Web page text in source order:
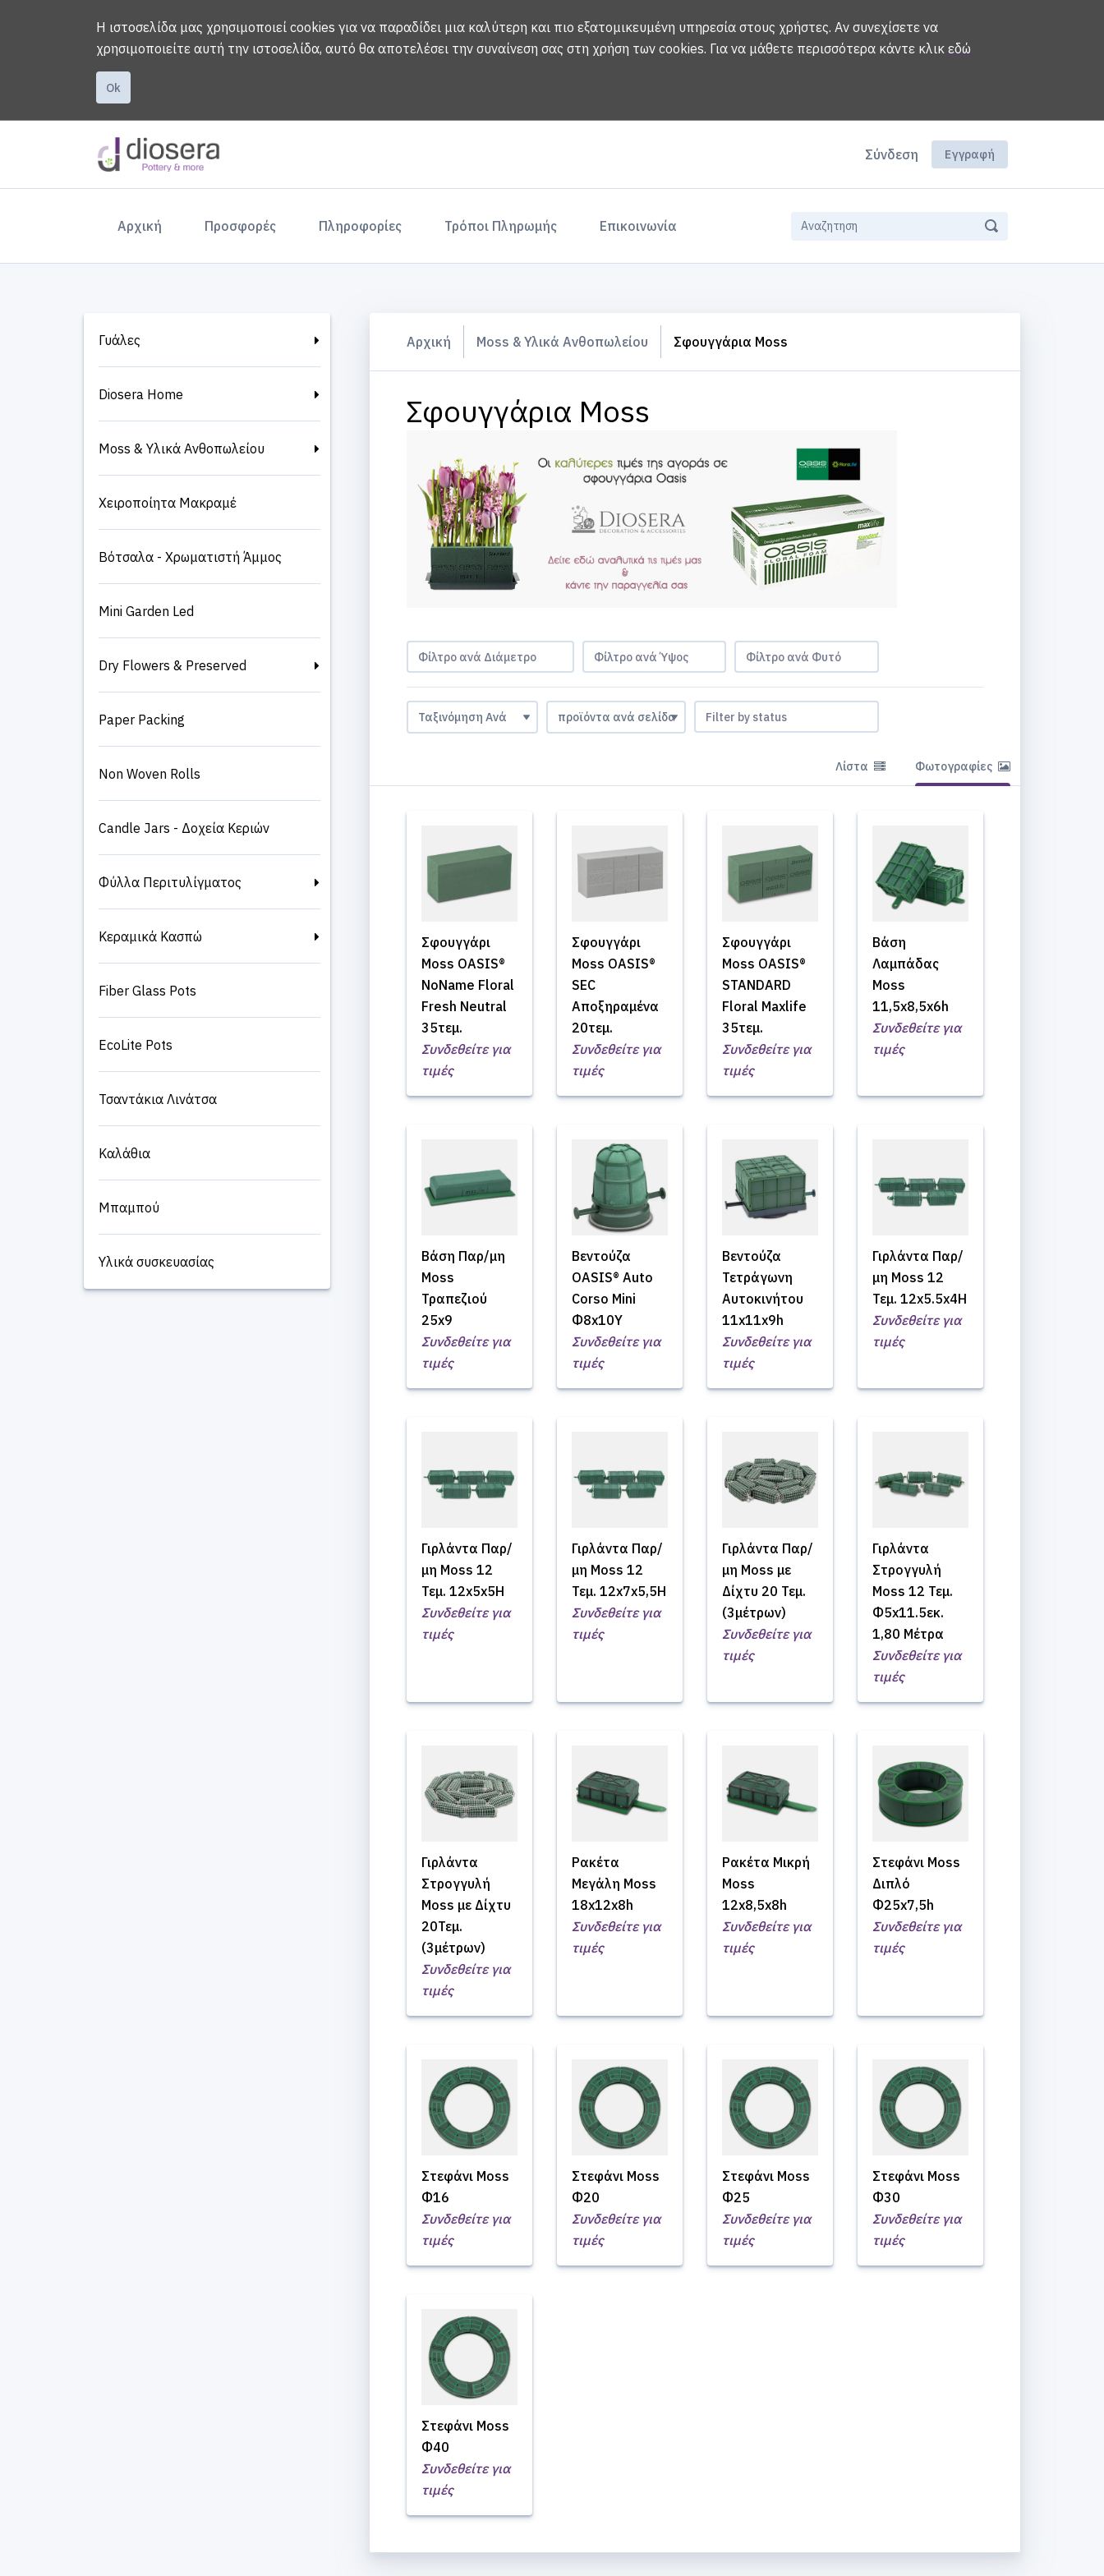
Η ιστοσελίδα μας χρησιμοποιεί cookies για να παραδίδει μια καλύτερη και πιο εξατομικευμένη υπηρεσία στους χρήστες. Αν συνεχίσετε να
χρησιμοποιείτε αυτή την ιστοσελίδα, αυτό θα αποτελέσει την συναίνεση σας στη χρήση των cookies. Για να μάθετε περισσότερα κάντε κλικ εδώ
Ok
Σύνδεση Εγγραφή
Αρχική (current)Προσφορές Πληροφορίες Τρόποι Πληρωμής Επικοινωνία
Γυάλες
Diosera Home
Moss & Υλικά Ανθοπωλείου
Χειροποίητα Μακραμέ
Βότσαλα - Χρωματιστή Άμμος
Mini Garden Led
Dry Flowers & Preserved
Paper Packing
Non Woven Rolls
Candle Jars - Δοχεία Κεριών
Φύλλα Περιτυλίγματος
Κεραμικά Κασπώ
Fiber Glass Pots
EcoLite Pots
Τσαντάκια Λινάτσα
Καλάθια
Μπαμπού
Υλικά συσκευασίας
Αρχική Moss & Υλικά Ανθοπωλείου Σφουγγάρια Moss
Σφουγγάρια Moss
Φίλτρο ανά Διάμετρο Φίλτρο ανά Ύψος Φίλτρο ανά Φυτό
Filter by status
Λίστα Φωτογραφίες
Σφουγγάρι
Moss OASIS®
NoName Floral
Fresh Neutral
35τεμ.
Συνδεθείτε για
τιμές
Σφουγγάρι
Moss OASIS®
SEC
Αποξηραμένα
20τεμ.
Συνδεθείτε για
τιμές
Σφουγγάρι
Moss OASIS®
STANDARD
Floral Maxlife
35τεμ.
Συνδεθείτε για
τιμές
Βάση
Λαμπάδας
Moss
11,5x8,5x6h
Συνδεθείτε για
τιμές
Βάση Παρ/μη
Moss
Τραπεζιού
25x9
Συνδεθείτε για
τιμές
Βεντούζα
OASIS® Auto
Corso Mini
Φ8x10Υ
Συνδεθείτε για
τιμές
Βεντούζα
Τετράγωνη
Αυτοκινήτου
11x11x9h
Συνδεθείτε για
τιμές
Γιρλάντα Παρ/
μη Moss 12
Τεμ. 12x5.5x4H
Συνδεθείτε για
τιμές
Γιρλάντα Παρ/
μη Moss 12
Τεμ. 12x5x5H
Συνδεθείτε για
τιμές
Γιρλάντα Παρ/
μη Moss 12
Τεμ. 12x7x5,5H
Συνδεθείτε για
τιμές
Γιρλάντα Παρ/
μη Moss με
Δίχτυ 20 Τεμ.
(3μέτρων)
Συνδεθείτε για
τιμές
Γιρλάντα
Στρογγυλή
Moss 12 Τεμ.
Φ5x11.5εκ.
1,80 Μέτρα
Συνδεθείτε για
τιμές
Γιρλάντα
Στρογγυλή
Moss με Δίχτυ
20Τεμ.
(3μέτρων)
Συνδεθείτε για
τιμές
Ρακέτα
Μεγάλη Moss
18x12x8h
Συνδεθείτε για
τιμές
Ρακέτα Μικρή
Moss
12x8,5x8h
Συνδεθείτε για
τιμές
Στεφάνι Moss
Διπλό
Φ25x7,5h
Συνδεθείτε για
τιμές
Στεφάνι Moss
Φ16
Συνδεθείτε για
τιμές
Στεφάνι Moss
Φ20
Συνδεθείτε για
τιμές
Στεφάνι Moss
Φ25
Συνδεθείτε για
τιμές
Στεφάνι Moss
Φ30
Συνδεθείτε για
τιμές
Στεφάνι Moss
Φ40
Συνδεθείτε για
τιμές